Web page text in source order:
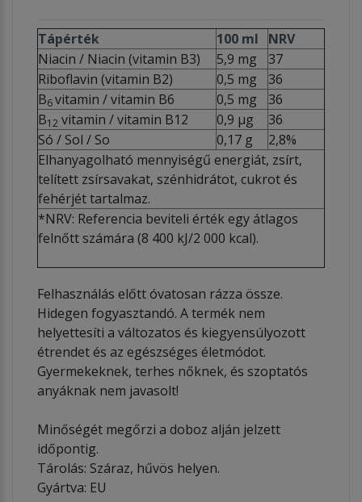
Tápérték 100 ml
NRV
Niacin / Niacin (vitamin B3)
5,9 mg
37
Riboflavin (vitamin B2)
0,5 mg
36
B6vitamin / vitamin B6 0,5 mg
36
B12 vitamin / vitamin B12 0,9 μg
36
Só / Sol / So
0,17 g
2,8%
Elhanyagolható mennyiségű energiát, zsírt,
telített zsírsavakat, szénhidrátot, cukrot és
fehérjét tartalmaz.
*NRV: Referencia beviteli érték egy átlagos
felnőtt számára (8 400 kJ/2 000 kcal).
Felhasználás előtt óvatosan rázza össze.
Hidegen fogyasztandó. A termék nem
helyettesíti a változatos és kiegyensúlyozott
étrendet és az egészséges életmódot.
Gyermekeknek, terhes nőknek, és szoptatós
anyáknak nem javasolt!
Minőségét megőrzi a doboz alján jelzett
időpontig.
Tárolás: Száraz, hűvös helyen.
Gyártva: EU